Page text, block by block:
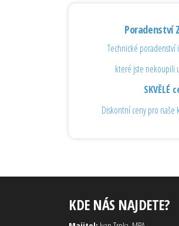
Poradenství
Technické
které jste nekoupili
SKVĚLÉ
Diskontní ceny pro naše
KDE NÁS NAJDETE?